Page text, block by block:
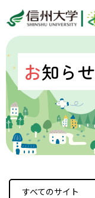
お知らせ
すべてのサイト